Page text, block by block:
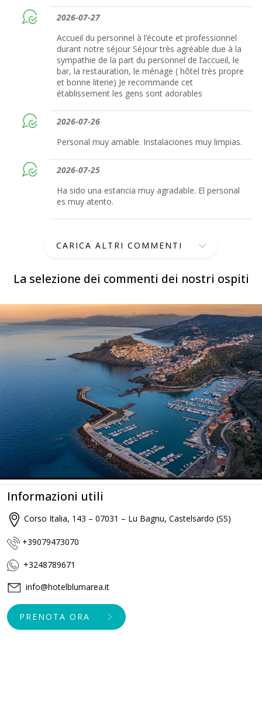
La selezione dei commenti dei nostri ospiti
2026-07-27
Accueil du personnel à l’écoute et professionnel
durant notre séjour Séjour très agréable due à la
sympathie de la part du personnel de l’accueil, le
bar, la restauration, le ménage ( hôtel très propre
et bonne literie) Je recommande cet
établissement les gens sont adorables
2026-07-26
Personal muy amable. Instalaciones muy limpias.
2026-07-25
Ha sido una estancia muy agradable. El personal
es muy atento.
CARICA ALTRI COMMENTI
Informazioni utili
Corso Italia, 143 – 07031 – Lu Bagnu, Castelsardo (SS)
+39079473070
+3248789671
info@hotelblumarea.it
PRENOTA ORA